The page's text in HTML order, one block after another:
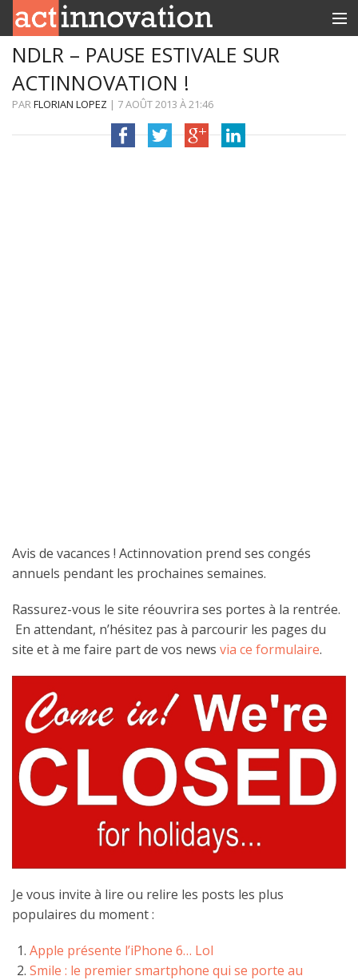
RUBRIQUES
INNOBOX
NDLR – PAUSE ESTIVALE SUR
ACTINNOVATION !
PARFLORIAN LOPEZ | 7 AOÛT 2013 À21:46
Avis de vacances ! Actinnovation prend ses congés
annuels pendant les prochaines semaines.
Rassurez-vous le site réouvrira ses portes à la rentrée.
En attendant, n’hésitez pas à parcourir les pages du
site et à me faire part de vos news via ce formulaire.
Je vous invite à lire ou relire les posts les plus
populaires du moment :
Apple présente l’iPhone 6… Lol
Smile : le premier smartphone qui se porte au